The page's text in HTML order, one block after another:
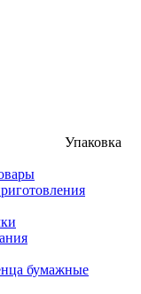
Упаковка
бумажные